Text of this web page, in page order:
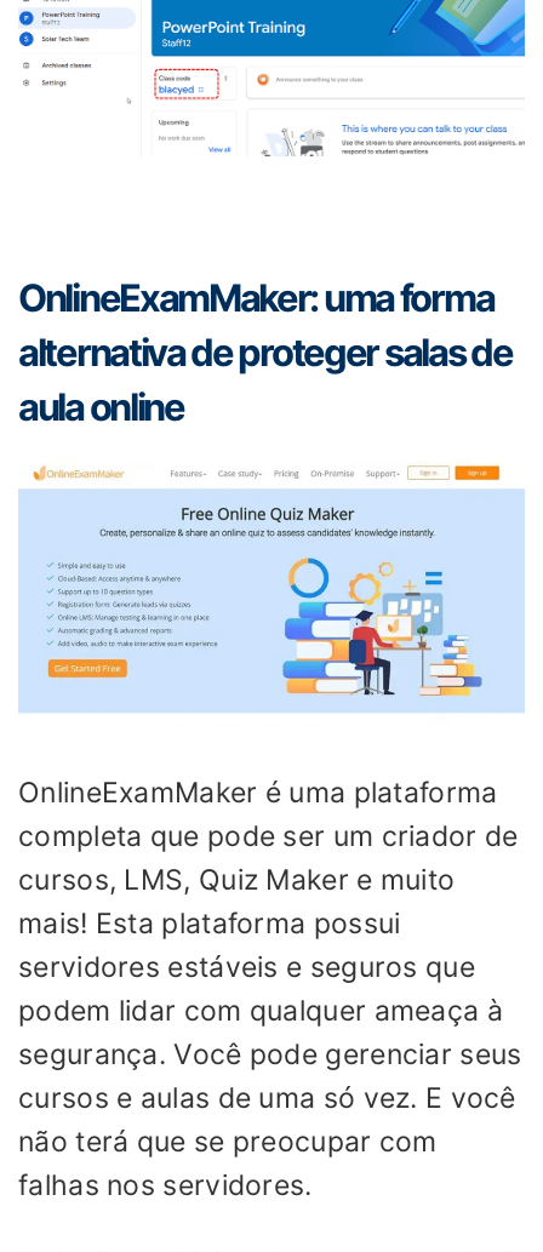
OnlineExamMaker: uma forma
alternativa de proteger salas de
aula online
OnlineExamMaker é uma plataforma
completa que pode ser um criador de
cursos, LMS, Quiz Maker e muito
mais! Esta plataforma possui
servidores estáveis ​​e seguros que
podem lidar com qualquer ameaça à
segurança. Você pode gerenciar seus
cursos e aulas de uma só vez. E você
não terá que se preocupar com
falhas nos servidores.